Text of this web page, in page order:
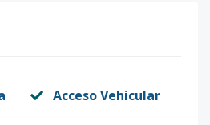
Acceso Vehicular